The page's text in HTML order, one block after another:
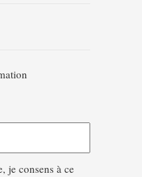
je consens à ce